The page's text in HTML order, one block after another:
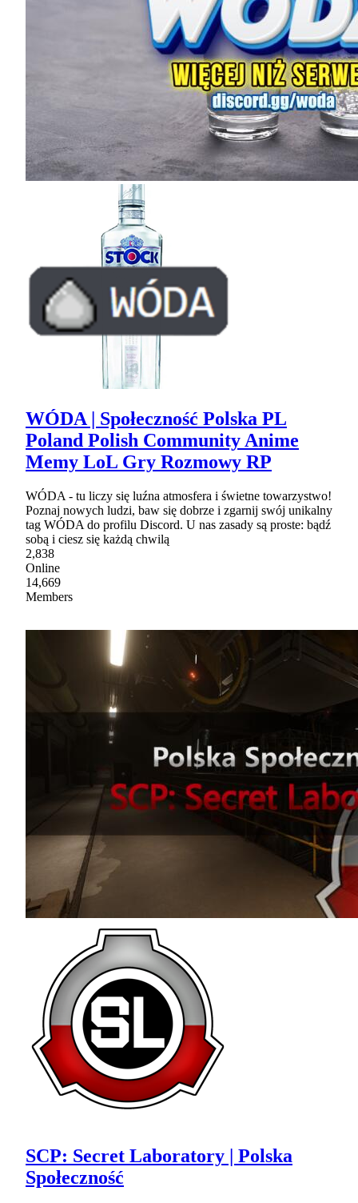
WÓDA | Społeczność Polska PL
Poland Polish Community Anime
Memy LoL Gry Rozmowy RP
WÓDA - tu liczy się luźna atmosfera i świetne towarzystwo!
Poznaj nowych ludzi, baw się dobrze i zgarnij swój unikalny
tag WÓDA do profilu Discord. U nas zasady są proste: bądź
sobą i ciesz się każdą chwilą
2,838
Online
14,669
Members
SCP: Secret Laboratory | Polska
Społeczność